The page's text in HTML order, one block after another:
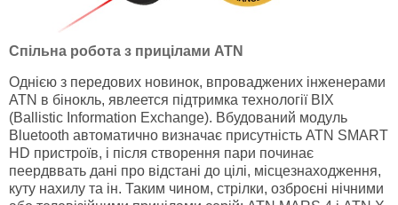
Спільна робота з прицілами ATN
Однією з передових новинок, впроваджених інженерами
ATN в бінокль, явлеется підтримка технології BIX
(Ballistic Information Exchange). Вбудований модуль
Bluetooth автоматично визначає присутність ATN SMART
HD пристроїв, і після створення пари починає
пеердввать дані про відстані до цілі, місцезнаходження,
куту нахилу та ін. Таким чином, стрілки, озброєні нічними